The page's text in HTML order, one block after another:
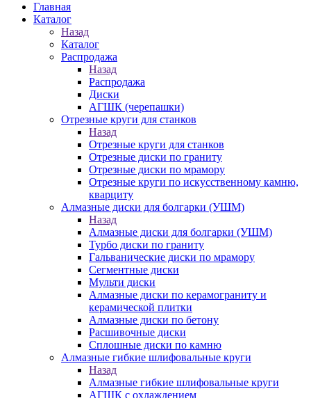
Главная
Каталог
Назад
Каталог
Распродажа
Назад
Распродажа
Диски
АГШК (черепашки)
Отрезные круги для станков
Назад
Отрезные круги для станков
Отрезные диски по граниту
Отрезные диски по мрамору
Отрезные круги по искусственному камню,
кварциту
Алмазные диски для болгарки (УШМ)
Назад
Алмазные диски для болгарки (УШМ)
Турбо диски по граниту
Гальванические диски по мрамору
Сегментные диски
Мульти диски
Алмазные диски по керамограниту и
керамической плитки
Алмазные диски по бетону
Расшивочные диски
Сплошные диски по камню
Алмазные гибкие шлифовальные круги
Назад
Алмазные гибкие шлифовальные круги
АГШК с охлаждением